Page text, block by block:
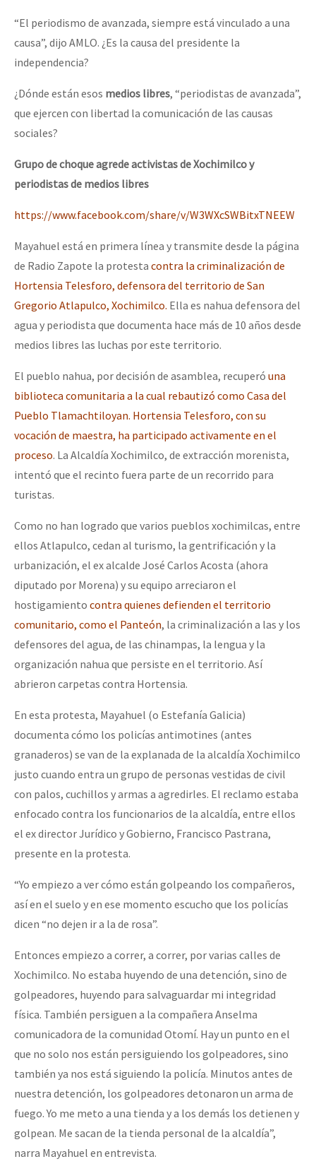
“El periodismo de avanzada, siempre está vinculado a una
causa”, dijo AMLO. ¿Es la causa del presidente la
independencia?
¿Dónde están esos medios libres, “periodistas de avanzada”,
que ejercen con libertad la comunicación de las causas
sociales?
Grupo de choque agrede activistas de Xochimilco y
periodistas de medios libres
https://www.facebook.com/share/v/W3WXcSWBitxTNEEW
Mayahuel está en primera línea y transmite desde la página
de Radio Zapote la protesta contra la criminalización de
Hortensia Telesforo, defensora del territorio de San
Gregorio Atlapulco, Xochimilco. Ella es nahua defensora del
agua y periodista que documenta hace más de 10 años desde
medios libres las luchas por este territorio.
El pueblo nahua, por decisión de asamblea, recuperó una
biblioteca comunitaria a la cual rebautizó como Casa del
Pueblo Tlamachtiloyan. Hortensia Telesforo, con su
vocación de maestra, ha participado activamente en el
proceso. La Alcaldía Xochimilco, de extracción morenista,
intentó que el recinto fuera parte de un recorrido para
turistas.
Como no han logrado que varios pueblos xochimilcas, entre
ellos Atlapulco, cedan al turismo, la gentrificación y la
urbanización, el ex alcalde José Carlos Acosta (ahora
diputado por Morena) y su equipo arreciaron el
hostigamiento contra quienes defienden el territorio
comunitario, como el Panteón, la criminalización a las y los
defensores del agua, de las chinampas, la lengua y la
organización nahua que persiste en el territorio. Así
abrieron carpetas contra Hortensia.
En esta protesta, Mayahuel (o Estefanía Galicia)
documenta cómo los policías antimotines (antes
granaderos) se van de la explanada de la alcaldía Xochimilco
justo cuando entra un grupo de personas vestidas de civil
con palos, cuchillos y armas a agredirles. El reclamo estaba
enfocado contra los funcionarios de la alcaldía, entre ellos
el ex director Jurídico y Gobierno, Francisco Pastrana,
presente en la protesta.
“Yo empiezo a ver cómo están golpeando los compañeros,
así en el suelo y en ese momento escucho que los policías
dicen “no dejen ir a la de rosa”.
Entonces empiezo a correr, a correr, por varias calles de
Xochimilco. No estaba huyendo de una detención, sino de
golpeadores, huyendo para salvaguardar mi integridad
física. También persiguen a la compañera Anselma
comunicadora de la comunidad Otomí. Hay un punto en el
que no solo nos están persiguiendo los golpeadores, sino
también ya nos está siguiendo la policía. Minutos antes de
nuestra detención, los golpeadores detonaron un arma de
fuego. Yo me meto a una tienda y a los demás los detienen y
golpean. Me sacan de la tienda personal de la alcaldía”,
narra Mayahuel en entrevista.